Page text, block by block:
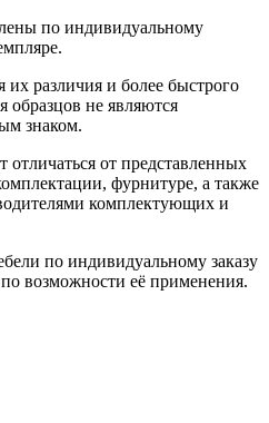
по индивидуальному
различия и более быстрого
образцов не являются
знаком.
отличаться от представленных
фурнитуре, а также
комплектующих и
по индивидуальному заказу
возможности её применения.